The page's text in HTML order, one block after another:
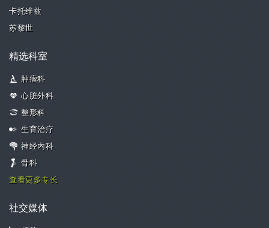
卡托维兹
苏黎世
精选科室
肿瘤科
心脏外科
整形科
生育治疗
神经内科
骨科
查看更多专长
社交媒体